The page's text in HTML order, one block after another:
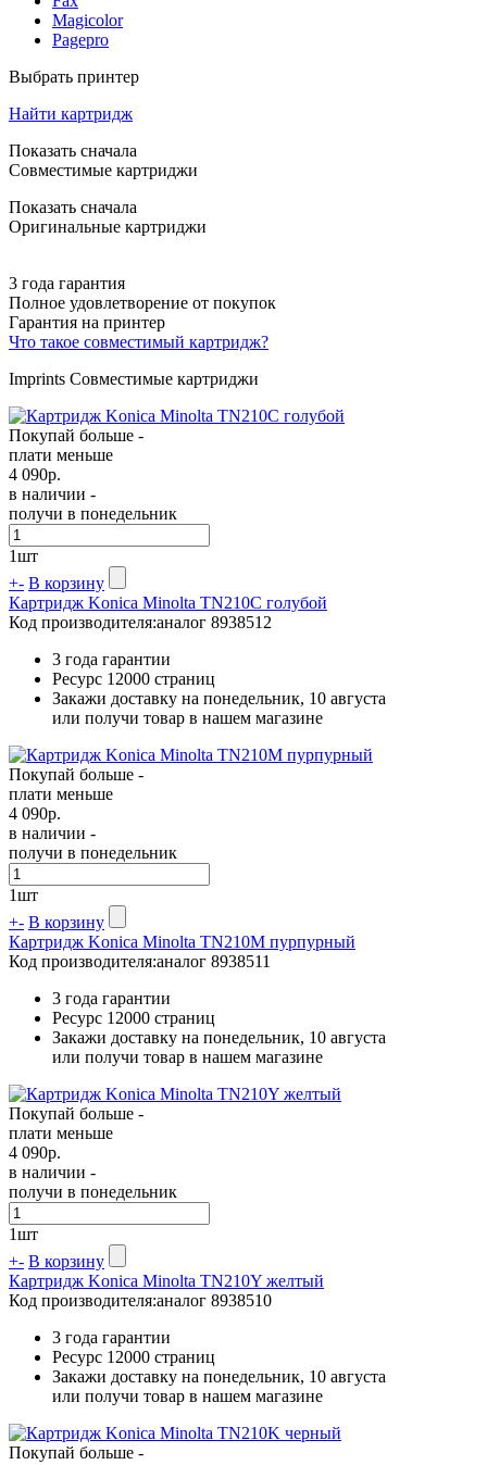
Magicolor
Pagepro
Выбрать принтер
Найти картридж
Показать сначала
Совместимые картриджи
Показать сначала
Оригинальные картриджи
3 года гарантия
Полное удовлетворение от покупок
Гарантия на принтер
Что такое совместимый картридж?
Imprints Совместимые картриджи
Покупай больше -
плати меньше
4 090р.
в наличии -
получи в понедельник
1шт
+- В корзину
Картридж Konica Minolta TN210C голубой
Код производителя:аналог 8938512
3 года гарантии
Ресурс 12000 страниц
Закажи доставку на понедельник, 10 августа
или получи товар в нашем магазине
Покупай больше -
плати меньше
4 090р.
в наличии -
получи в понедельник
1шт
+- В корзину
Картридж Konica Minolta TN210M пурпурный
Код производителя:аналог 8938511
3 года гарантии
Ресурс 12000 страниц
Закажи доставку на понедельник, 10 августа
или получи товар в нашем магазине
Покупай больше -
плати меньше
4 090р.
в наличии -
получи в понедельник
1шт
+- В корзину
Картридж Konica Minolta TN210Y желтый
Код производителя:аналог 8938510
3 года гарантии
Ресурс 12000 страниц
Закажи доставку на понедельник, 10 августа
или получи товар в нашем магазине
Покупай больше -